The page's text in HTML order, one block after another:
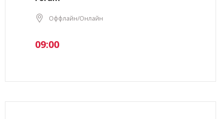
Оффлайн/Онлайн
09:00